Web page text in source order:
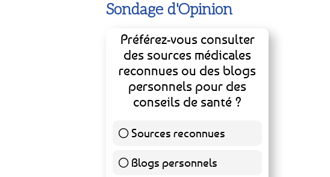
Sondage d'Opinion
Préférez-vous consulter
des sources médicales
reconnues ou des blogs
personnels pour des
conseils de santé ?
Sources reconnues
139 ( 73.16 % )
Blogs personnels51 ( 26.84 % )